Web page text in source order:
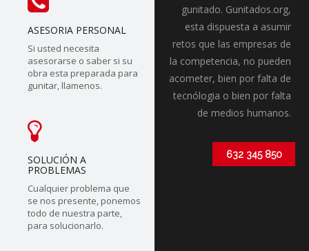
ASESORIA PERSONAL
Si usted necesita
asesorarse o saber si su
obra esta preparada para
gunitar, llamenos.
SOLUCIÓN A
PROBLEMAS
Cualquier problema que
se nos presente, ponemos
todo de nuestra parte,
para solucionarlo.
gunitado. Gunitados.org,
esta dispuesta a asumir
retos que las empresas de
la competencia, no pueden
acometer, bien por falta de
tecnólogia o bien por falta
de medios humanos.
632 345 850